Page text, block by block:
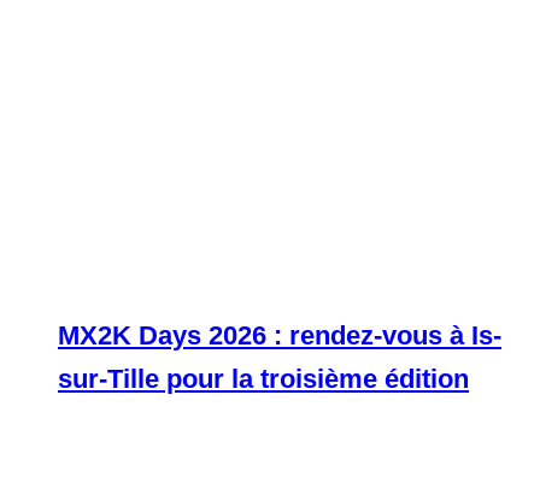
MX2K Days 2026 : rendez-vous à Is-
sur-Tille pour la troisième édition